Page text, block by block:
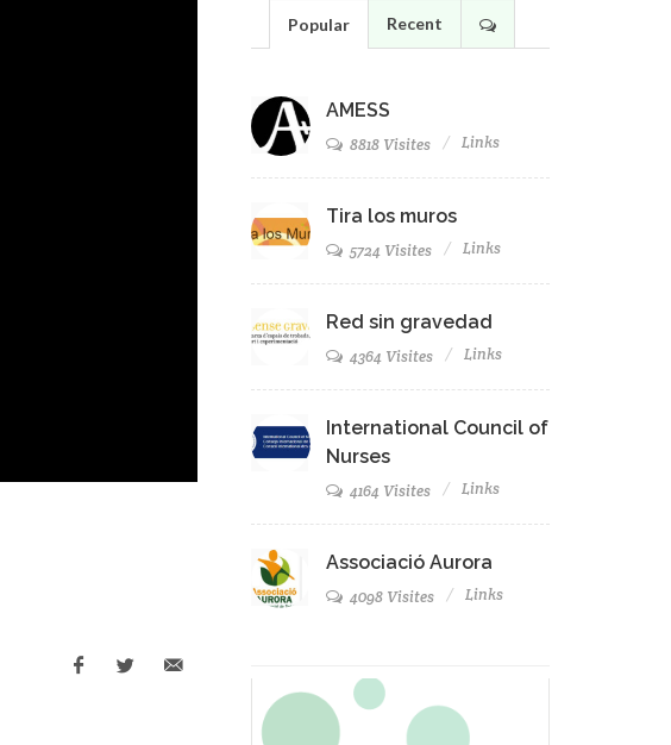
Popular Recent
AMESS
8818 Visites Links
Tira los muros
5724 Visites Links
Red sin gravedad
4364 Visites Links
International Council of
Nurses
4164 Visites Links
Associació Aurora
4098 Visites Links